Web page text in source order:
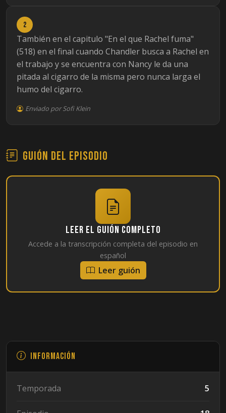
2
También en el capitulo "En el que Rachel fuma"
(518) en el final cuando Chandler busca a Rachel en
el trabajo y se encuentra con Nancy le da una
pitada al cigarro de la misma pero nunca larga el
humo del cigarro.
Enviado por Sofi Klein
Guión del episodio
Leer el guión completo
Accede a la transcripción completa del episodio en
español
Leer guión
Información
Temporada 5